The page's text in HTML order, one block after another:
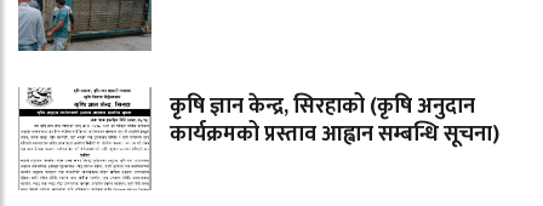
कृषि ज्ञान केन्द्र, सिरहाको (कृषि अनुदान
कार्यक्रमको प्रस्ताव आह्वान सम्बन्धि सूचना)